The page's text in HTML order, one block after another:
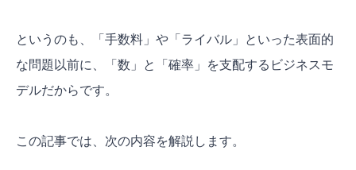
というのも、「手数料」や「ライバル」といった表面的
な問題以前に、「数」と「確率」を支配するビジネスモ
デルだからです。
この記事では、次の内容を解説します。